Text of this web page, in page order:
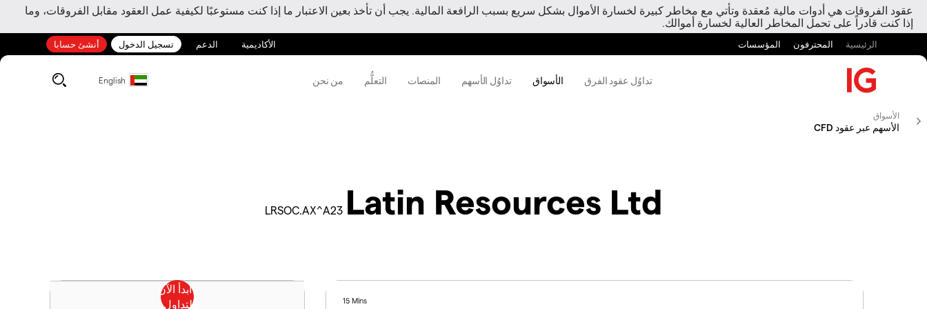
عقود الفروقات هي أدوات مالية مُعقدة وتأتي مع مخاطر كبيرة لخسارة الأموال بشكل سريع بسبب الرافعة المالية. يجب أن تأخذ بعين الاعتبار ما إذا كنت مستوعبًا لكيفية عمل العقود مقابل الفروقات، وما
إذا كنت قادراً على تحمل المخاطر العالية لخسارة أموالك.
الرئيسية المحترفون المؤسسات الأكاديمية الدعم تسجيل الدخول أنشئ حسابا
تداوُل عقود الفرق الأسواق تداوُل الأسهم المنصات التعلُّم من نحن English
الأسواق
الأسهم عبر عقود CFD
Latin Resources Ltd
LRSOC.AX^A23
15 Mins